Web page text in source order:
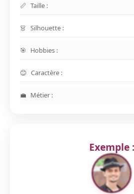
Taille :
Silhouette :
Hobbies :
Caractère :
Métier :
Exemple :